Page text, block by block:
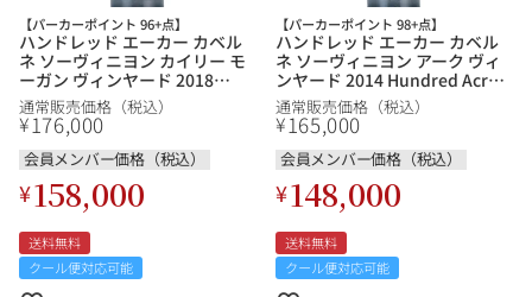
DRC ルロワ
生産地から探す
フランス ブルゴーニュ
ボルドー シャンパーニュ
その他
種類で探す
赤ワイン 白ワイン
ロゼワイン
ワインセット
価格帯から探す
〜9,999円
10,000円〜39,999円
40,000円〜79,999円
80,000円〜99,999円
100,000円〜199,999円
お得な情報を受け取る
メルマガ LINE
【パーカーポイント 96+点】
ハンドレッド エーカー カベル
ネ ソーヴィニヨン カイリー モ
ーガン ヴィンヤード 2018
Hundred Acre Cabernet
Sauvignon Kayli Morgan
Vineyard アメリカ カリフォル
ニア 赤ワイン
通常販売価格（税込）
¥176,000
会員メンバー価格（税込）
¥158,000
送料無料
クール便対応可能
【パーカーポイント 98+点】
ハンドレッド エーカー カベル
ネ ソーヴィニヨン アーク ヴィ
ンヤード 2014 Hundred Acre
Cabernet Sauvignon Ark
Vineyard アメリカ カリフォル
ニア 赤ワイン
通常販売価格（税込）
¥165,000
会員メンバー価格（税込）
¥148,000
送料無料
クール便対応可能